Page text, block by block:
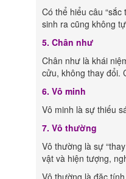
Có thể hiểu câu
sinh ra cũng không
5. Chân như
Chân như là khái
cửu, không thay đổi.
6. Vô minh
Vô minh là sự thiếu
7. Vô thường
Vô thường là sự
vật và hiện tượng,
Vô thường là đặc